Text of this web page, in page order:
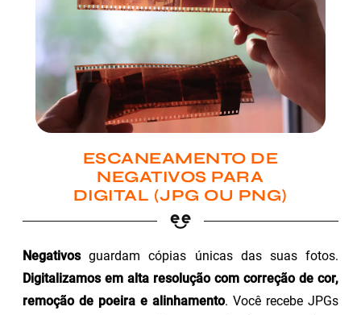
ESCANEAMENTO DE
NEGATIVOS PARA
DIGITAL (JPG OU PNG)
Negativosguardam cópias únicas das suas fotos.
Digitalizamos em alta resolução com correção de cor,
remoção de poeira e alinhamento. Você recebe JPGs